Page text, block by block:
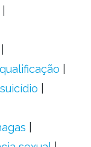
qualificação
suicídio